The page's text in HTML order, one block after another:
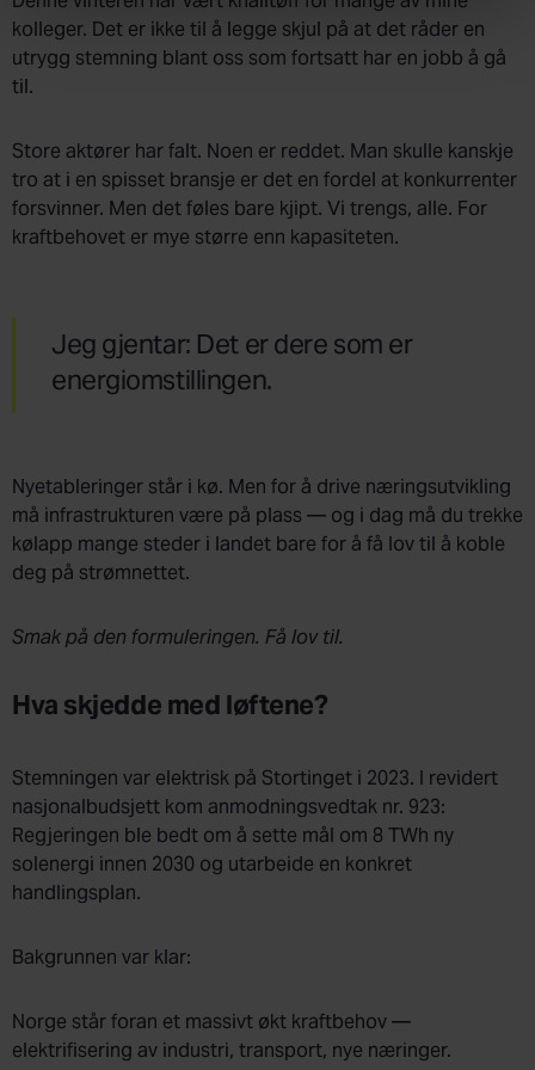
kolleger. Det er ikke til å legge skjul på at det råder en
utrygg stemning blant oss som fortsatt har en jobb å gå
til.
Store aktører har falt. Noen er reddet. Man skulle kanskje
tro at i en spisset bransje er det en fordel at konkurrenter
forsvinner. Men det føles bare kjipt. Vi trengs, alle. For
kraftbehovet er mye større enn kapasiteten.
Jeg gjentar: Det er dere som er
energiomstillingen.
Nyetableringer står i kø. Men for å drive næringsutvikling
må infrastrukturen være på plass — og i dag må du trekke
kølapp mange steder i landet bare for å få lov til å koble
deg på strømnettet.
Smak på den formuleringen. Få lov til.
Hva skjedde med løftene?
Stemningen var elektrisk på Stortinget i 2023. I revidert
nasjonalbudsjett kom anmodningsvedtak nr. 923:
Regjeringen ble bedt om å sette mål om 8 TWh ny
solenergi innen 2030 og utarbeide en konkret
handlingsplan.
Bakgrunnen var klar:
Norge står foran et massivt økt kraftbehov —
elektrifisering av industri, transport, nye næringer.